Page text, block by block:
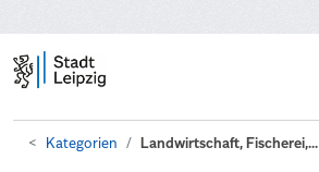
Kategorien Landwirtschaft, Fischerei,...